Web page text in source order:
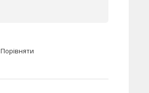
Порівняти